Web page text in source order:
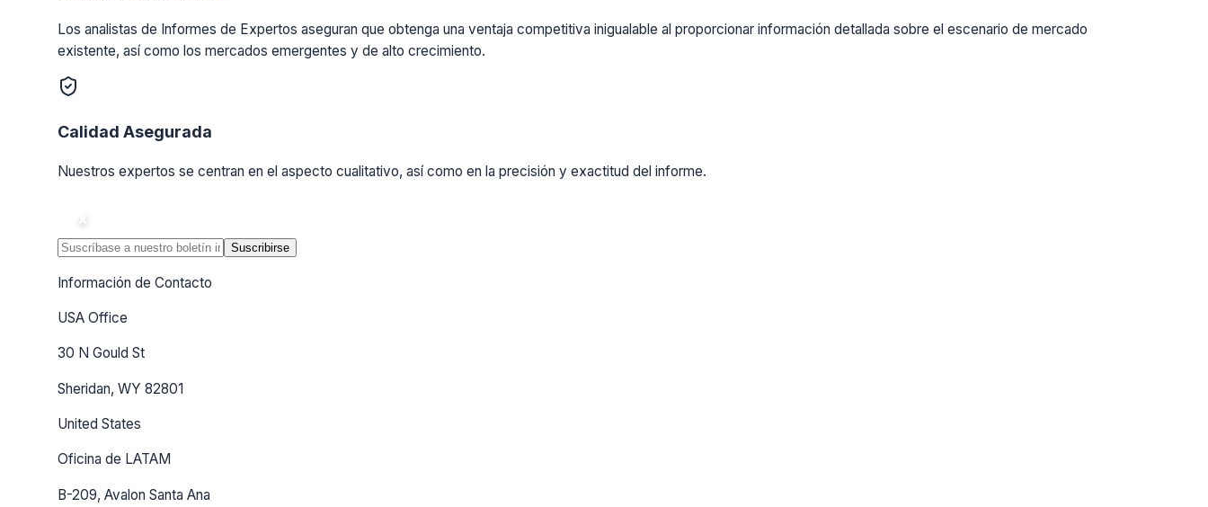
Los analistas de Informes de Expertos aseguran que obtenga una ventaja competitiva inigualable al proporcionar información detallada sobre el escenario de mercado
existente, así como los mercados emergentes y de alto crecimiento.
Calidad Asegurada
Nuestros expertos se centran en el aspecto cualitativo, así como en la precisión y exactitud del informe.
Suscribirse
Información de Contacto
USA Office
30 N Gould St
Sheridan, WY 82801
United States
Oficina de LATAM
B-209, Avalon Santa Ana